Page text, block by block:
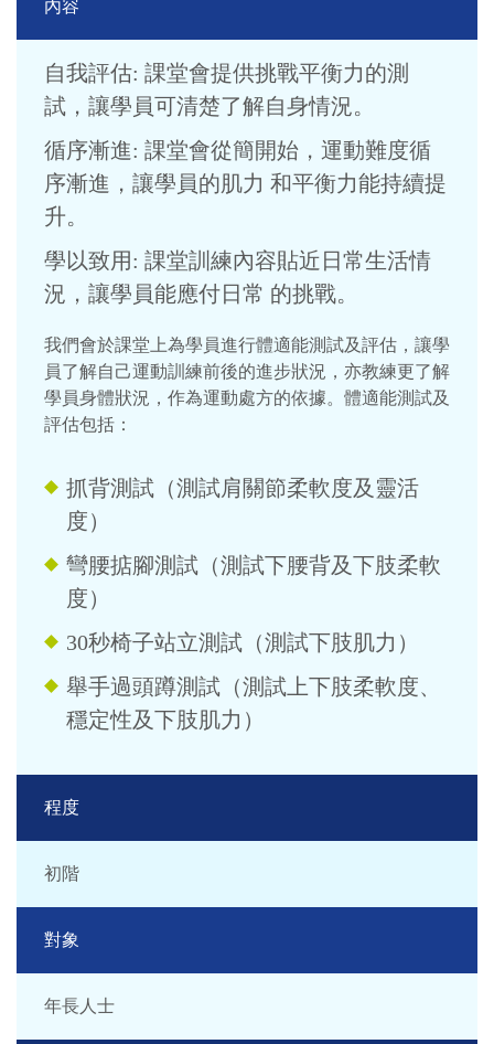
內容
自我評估: 課堂會提供挑戰平衡力的測
試，讓學員可清楚了解自身情況。
循序漸進: 課堂會從簡開始，運動難度循
序漸進，讓學員的肌力 和平衡力能持續提
升。
學以致用: 課堂訓練內容貼近日常生活情
況，讓學員能應付日常 的挑戰。
我們會於課堂上為學員進行體適能測試及評估，讓學
員了解自己運動訓練前後的進步狀況，亦教練更了解
學員身體狀況，作為運動處方的依據。體適能測試及
評估包括：
抓背測試（測試肩關節柔軟度及靈活
度）
彎腰掂腳測試（測試下腰背及下肢柔軟
度）
30秒椅子站立測試（測試下肢肌力）
舉手過頭蹲測試（測試上下肢柔軟度、
穩定性及下肢肌力）
程度
初階
對象
年長人士